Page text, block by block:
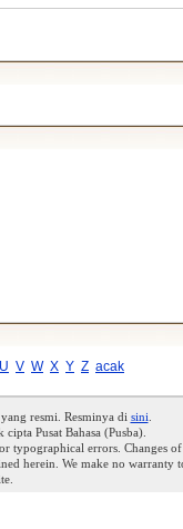
U V W X Y Z acak
resmi. Resminya di sini
Pusat Bahasa (Pusba).
typographical errors. Changes of
herein. We make no warranty